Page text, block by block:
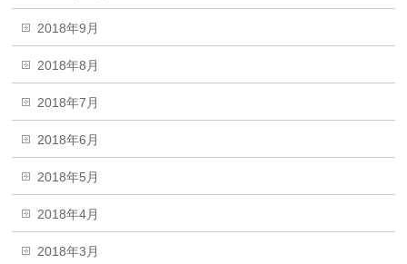
2018年9月
2018年8月
2018年7月
2018年6月
2018年5月
2018年4月
2018年3月